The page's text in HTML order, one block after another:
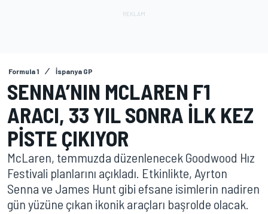
Formula 1 İspanya GP
SENNA’NIN MCLAREN F1
ARACI, 33 YIL SONRA ILK KEZ
PISTE ÇIKIYOR
McLaren, temmuzda düzenlenecek Goodwood Hız
Festivali planlarını açıkladı. Etkinlikte, Ayrton
Senna ve James Hunt gibi efsane isimlerin nadiren
gün yüzüne çıkan ikonik araçları başrolde olacak.